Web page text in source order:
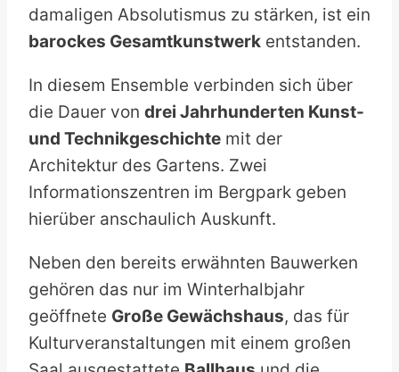
damaligen Absolutismus zu stärken, ist ein
barockes Gesamtkunstwerk entstanden.
In diesem Ensemble verbinden sich über
die Dauer von drei Jahrhunderten Kunst-
und Technikgeschichte mit der
Architektur des Gartens. Zwei
Informationszentren im Bergpark geben
hierüber anschaulich Auskunft.
Neben den bereits erwähnten Bauwerken
gehören das nur im Winterhalbjahr
geöffnete Große Gewächshaus, das für
Kulturveranstaltungen mit einem großen